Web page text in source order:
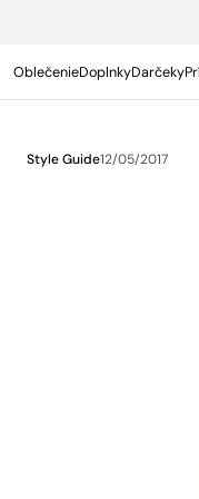
OblečenieDoplnkyDarčeky
Style Guide12/05/2017